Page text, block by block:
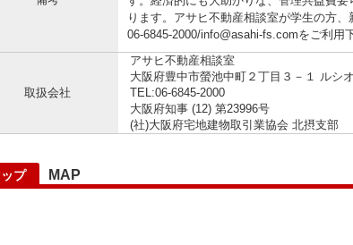
ります。アサヒ不動産相談室が学生の方
06-6845-2000/info@asahi-fs.comをご利用
取扱会社
アサヒ不動産相談室
大阪府豊中市螢池中町２丁目３－１ ルシ
TEL:06-6845-2000
大阪府知事 (12) 第23996号
(社)大阪府宅地建物取引業協会 北摂支部
プ MAP